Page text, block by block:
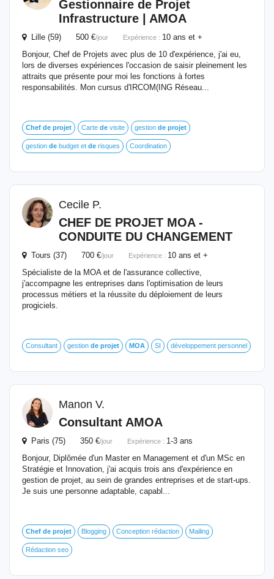
Gestionnaire de Projet
Infrastructure | AMOA
Lille (59) 500 €/jour Expérience : 10 ans et +
Bonjour, Chef de Projets avec plus de 10 d'expérience, j'ai eu,
lors de diverses expériences l'occasion de saisir pleinement les
attraits que présente pour moi les fonctions à fortes
responsabilités. Mon cursus d'IRCOM(ING Réseau...
Chef de projet Carte de visite gestion de projet
gestion de budget et de risques Coordination
Cecile P.
CHEF DE PROJET MOA-
CONDUITE DU CHANGEMENT
Tours (37) 700 €/jour Expérience : 10 ans et +
Spécialiste de la MOA et de l'assurance collective,
j'accompagne les entreprises dans l'optimisation de leurs
processus métiers et la réussite du déploiement de leurs
progiciels.
Consultant gestion de projet MOA SI développement personnel
Manon V.
Consultant AMOA
Paris (75) 350 €/jour Expérience : 1-3 ans
Bonjour, Diplômée d'un Master en Management et d'un MSc en
Stratégie et Innovation, j'ai acquis trois ans d'expérience en
gestion de projet, au sein de grandes entreprises et de start-ups.
Je suis une personne adaptable, capabl...
Chef de projet Blogging Conception rédaction Mailing
Rédaction seo